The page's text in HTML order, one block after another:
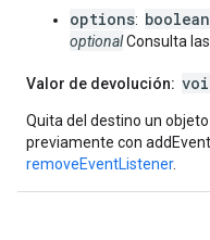
options:
optionalConsulta las
Valor de devolución:
Quita del destino un
previamente con
removeEventListener.